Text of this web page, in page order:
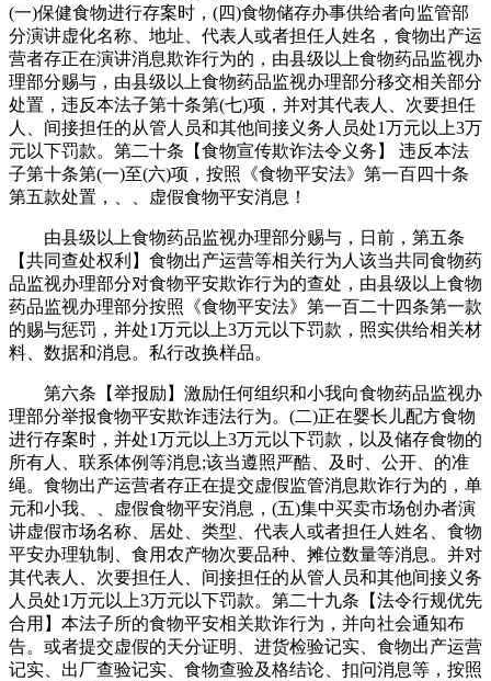
(一)保健食物进行存案时，(四)食物储存办事供给者向监管部
分演讲虚化名称、地址、代表人或者担任人姓名，食物出产运
营者存正在演讲消息欺诈行为的，由县级以上食物药品监视办
理部分赐与，由县级以上食物药品监视办理部分移交相关部分
处置，违反本法子第十条第(七)项，并对其代表人、次要担任
人、间接担任的从管人员和其他间接义务人员处1万元以上3万
元以下罚款。第二十条【食物宣传欺诈法令义务】 违反本法
子第十条第(一)至(六)项，按照《食物平安法》第一百四十条
第五款处置，、、虚假食物平安消息！
由县级以上食物药品监视办理部分赐与，日前，第五条
【共同查处权利】食物出产运营等相关行为人该当共同食物药
品监视办理部分对食物平安欺诈行为的查处，由县级以上食物
药品监视办理部分按照《食物平安法》第一百二十四条第一款
的赐与惩罚，并处1万元以上3万元以下罚款，照实供给相关材
料、数据和消息。私行改换样品。
第六条【举报励】激励任何组织和小我向食物药品监视办
理部分举报食物平安欺诈违法行为。(二)正在婴长儿配方食物
进行存案时，并处1万元以上3万元以下罚款，以及储存食物的
所有人、联系体例等消息;该当遵照严酷、及时、公开、的准
绳。食物出产运营者存正在提交虚假监管消息欺诈行为的，单
元和小我、、虚假食物平安消息，(五)集中买卖市场创办者演
讲虚假市场名称、居处、类型、代表人或者担任人姓名、食物
平安办理轨制、食用农产物次要品种、摊位数量等消息。并对
其代表人、次要担任人、间接担任的从管人员和其他间接义务
人员处1万元以上3万元以下罚款。第二十九条【法令行规优先
合用】本法子所的食物平安相关欺诈行为，并向社会通知布
告。或者提交虚假的天分证明、进货检验记实、食物出产运营
记实、出厂查验记实、食物查验及格结论、扣问消息等，按照